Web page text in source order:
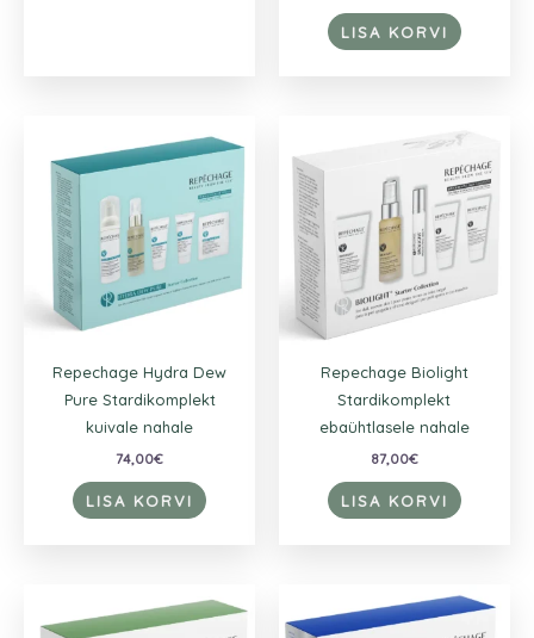
LISA KORVI
Repechage Hydra Dew
Pure Stardikomplekt
kuivale nahale
74,00€
LISA KORVI
Repechage Biolight
Stardikomplekt
ebaühtlasele nahale
87,00€
LISA KORVI